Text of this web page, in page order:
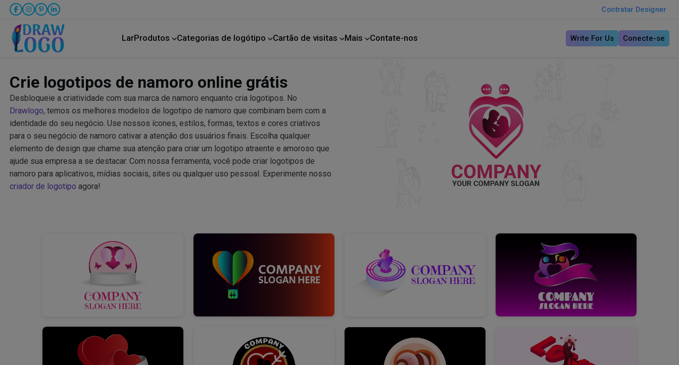
Contratar Designer
LarProdutos Categorias de logótipo Cartão de visitas Mais Contate-nos Write For Us Conecte-se
Crie logotipos de namoro online grátis
Desbloqueie a criatividade com sua marca de namoro enquanto cria logotipos. No
Drawlogo, temos os melhores modelos de logotipo de namoro que combinam bem com a
identidade do seu negócio. Use nossos ícones, estilos, formas, textos e cores criativos
para o seu negócio de namoro cativar a atenção dos usuários finais. Escolha qualquer
elemento de design que chame sua atenção para criar um logotipo atraente e amoroso que
ajude sua empresa a se destacar. Com nossa ferramenta, você pode criar logotipos de
namoro para aplicativos, mídias sociais, sites ou qualquer uso pessoal. Experimente nosso
criador de logotipo agora!